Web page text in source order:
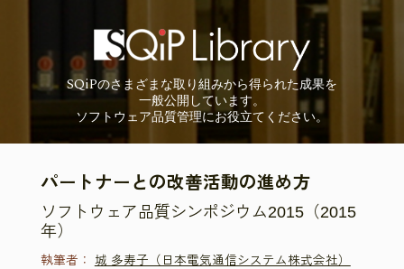
SQiPのさまざまな取り組みから得られた成果を
一般公開しています。
ソフトウェア品質管理にお役立てください。
パートナーとの改善活動の進め方
ソフトウェア品質シンポジウム2015（2015
年）
執筆者： 城 多寿子（日本電気通信システム株式会社）